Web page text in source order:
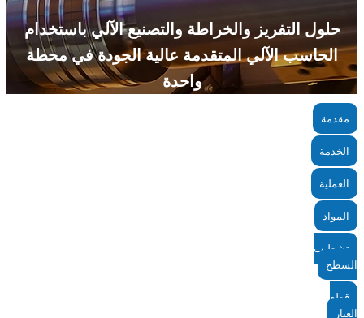
حلول التفريز والخراطة والتصنيع الآلي باستخدام
الحاسب الآلي المتقدمة عالية الجودة في محطة
واحدة
مقدمة
الخدمة
العملية
المواد
تشطيب
السطح
قطع
الغيار